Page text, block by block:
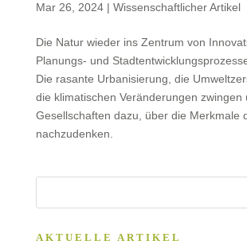
Mar 26, 2024| Wissenschaftlicher Artikel
Die Natur wieder ins Zentrum von
Planungs- und
Die rasante Urbanisierung, die
die klimatischen Veränderungen zwingen
Gesellschaften dazu, über die Merkmale
nachzudenken.
AKTUELLE ARTIKEL